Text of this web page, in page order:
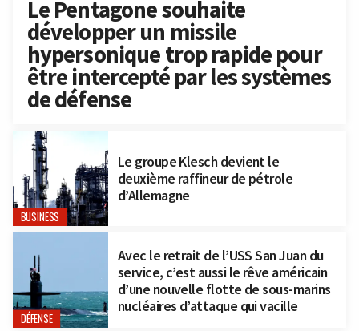
Le Pentagone souhaite
développer un missile
hypersonique trop rapide pour
être intercepté par les systèmes
de défense
BUSINESS
Le groupe Klesch devient le
deuxième raffineur de pétrole
d’Allemagne
DÉFENSE
Avec le retrait de l’USS San Juan du
service, c’est aussi le rêve américain
d’une nouvelle flotte de sous-marins
nucléaires d’attaque qui vacille